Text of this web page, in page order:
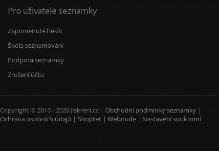
Pro uživatele seznamky
Zapomenuté heslo
Škola seznamování
Podpora seznamky
Zrušení účtu
Copyright © 2010 - 2026 Jiskreni.cz | Obchodní podmínky seznamky |
Ochrana osobních údajů | Shoptet | Webnode | Nastavení soukromí